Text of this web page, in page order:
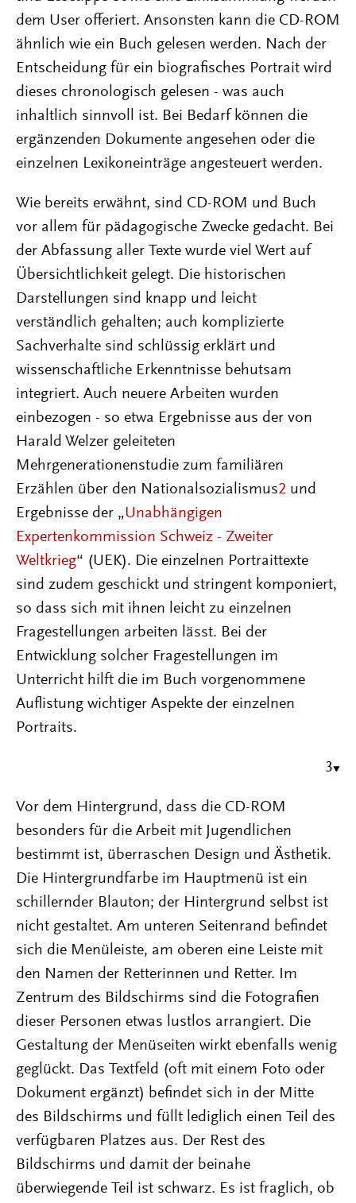
dem User offeriert. Ansonsten kann die CD-ROM
ähnlich wie ein Buch gelesen werden. Nach der
Entscheidung für ein biografisches Portrait wird
dieses chronologisch gelesen - was auch
inhaltlich sinnvoll ist. Bei Bedarf können die
ergänzenden Dokumente angesehen oder die
einzelnen Lexikoneinträge angesteuert werden.
Wie bereits erwähnt, sind CD-ROM und Buch
vor allem für pädagogische Zwecke gedacht. Bei
der Abfassung aller Texte wurde viel Wert auf
Übersichtlichkeit gelegt. Die historischen
Darstellungen sind knapp und leicht
verständlich gehalten; auch komplizierte
Sachverhalte sind schlüssig erklärt und
wissenschaftliche Erkenntnisse behutsam
integriert. Auch neuere Arbeiten wurden
einbezogen - so etwa Ergebnisse aus der von
Harald Welzer geleiteten
Mehrgenerationenstudie zum familiären
Erzählen über den Nationalsozialismus2 und
Ergebnisse der „Unabhängigen
Expertenkommission Schweiz - Zweiter
Weltkrieg“ (UEK). Die einzelnen Portraittexte
sind zudem geschickt und stringent komponiert,
so dass sich mit ihnen leicht zu einzelnen
Fragestellungen arbeiten lässt. Bei der
Entwicklung solcher Fragestellungen im
Unterricht hilft die im Buch vorgenommene
Auflistung wichtiger Aspekte der einzelnen
Portraits.
3
Vor dem Hintergrund, dass die CD-ROM
besonders für die Arbeit mit Jugendlichen
bestimmt ist, überraschen Design und Ästhetik.
Die Hintergrundfarbe im Hauptmenü ist ein
schillernder Blauton; der Hintergrund selbst ist
nicht gestaltet. Am unteren Seitenrand befindet
sich die Menüleiste, am oberen eine Leiste mit
den Namen der Retterinnen und Retter. Im
Zentrum des Bildschirms sind die Fotografien
dieser Personen etwas lustlos arrangiert. Die
Gestaltung der Menüseiten wirkt ebenfalls wenig
geglückt. Das Textfeld (oft mit einem Foto oder
Dokument ergänzt) befindet sich in der Mitte
des Bildschirms und füllt lediglich einen Teil des
verfügbaren Platzes aus. Der Rest des
Bildschirms und damit der beinahe
überwiegende Teil ist schwarz. Es ist fraglich, ob